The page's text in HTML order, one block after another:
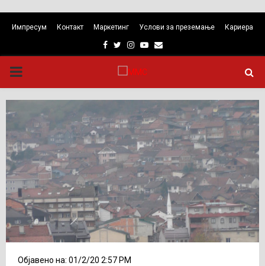
Импресум Контакт Маркетинг Услови за преземање Кариера
Facebook
TwitterInstagram
Youtube
Email
PRIMARY
MENU
Објавено на: 01/2/20 2:57 PM